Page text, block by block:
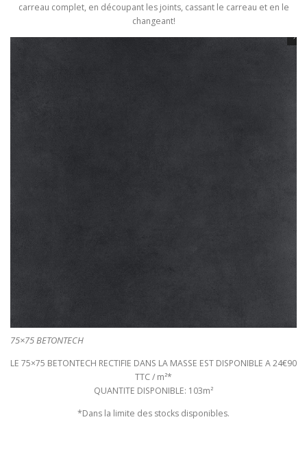
carreau complet, en découpant les joints, cassant le carreau et en le
changeant!
75×75 BETONTECH
LE 75×75 BETONTECH RECTIFIE DANS LA MASSE EST DISPONIBLE A 24€90
TTC / m²*
QUANTITE DISPONIBLE: 103m²
*Dans la limite des stocks disponibles.